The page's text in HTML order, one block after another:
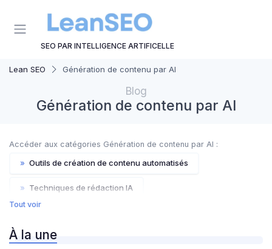
SEO PAR INTELLIGENCE ARTIFICELLE
Lean SEO Génération de contenu par AI
Blog
Génération de contenu par AI
Accéder aux catégories Génération de contenu par AI :
» Outils de création de contenu automatisés
» Techniques de rédaction IA
Stratégies de contenu basées sur l'IA
Tout voir
À la une